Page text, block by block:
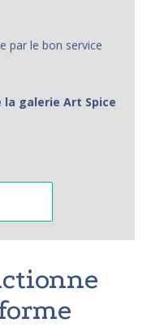
par le bon service
la galerie Art Spice